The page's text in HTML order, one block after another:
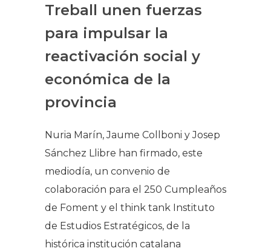
Treball unen fuerzas
para impulsar la
reactivación social y
económica de la
provincia
Nuria Marín, Jaume Collboni y Josep
Sánchez Llibre han firmado, este
mediodía, un convenio de
colaboración para el 250 Cumpleaños
de Foment y el think tank Instituto
de Estudios Estratégicos, de la
histórica institución catalana